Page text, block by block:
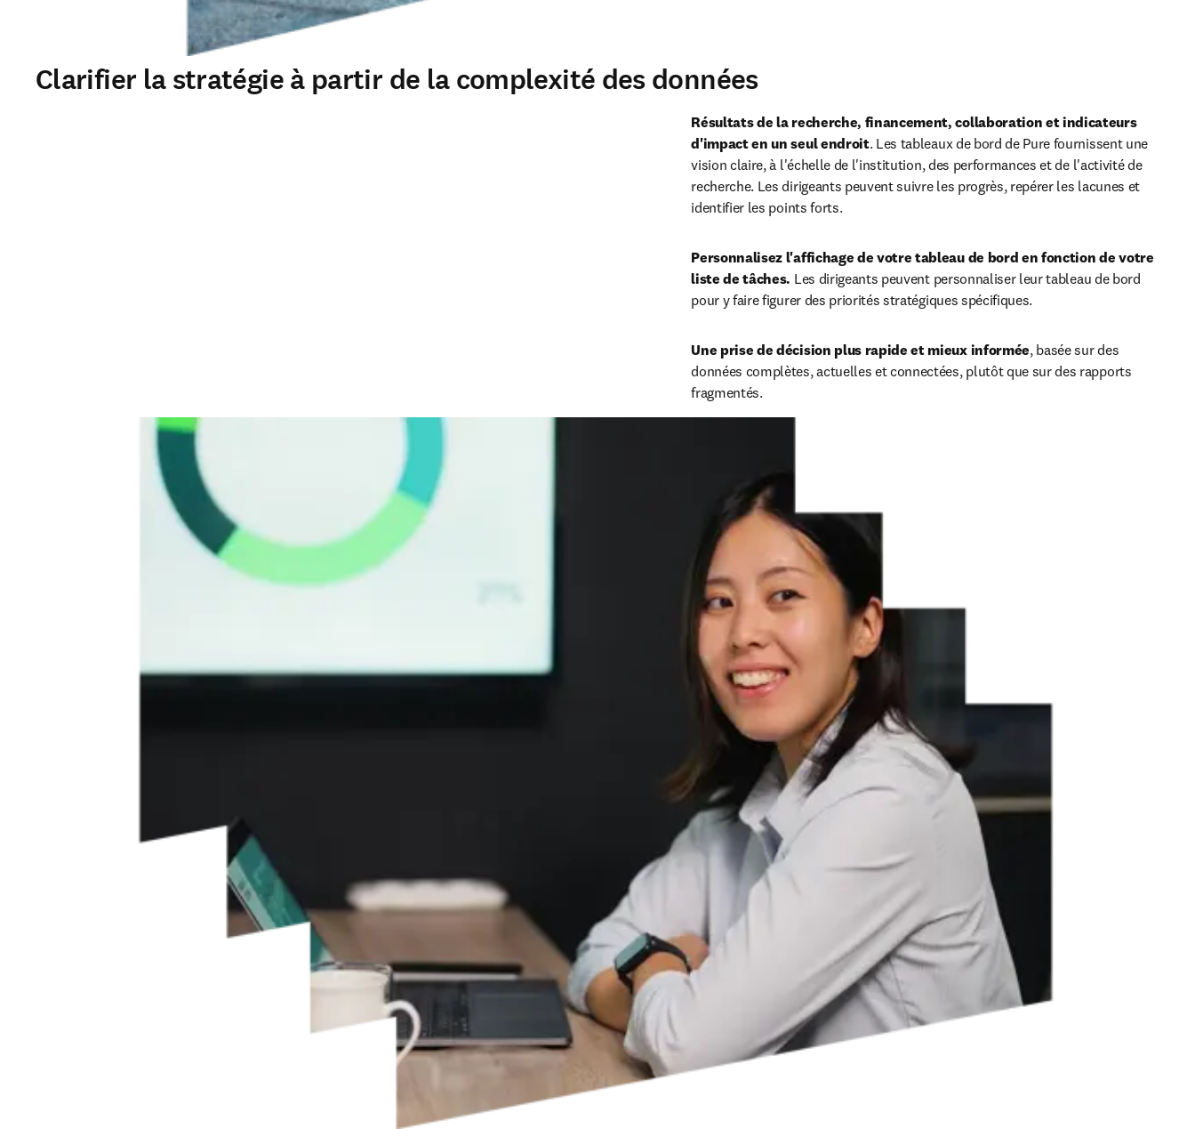
Clarifier la stratégie à partir de la complexité des données
Résultats de la recherche, financement, collaboration et indicateurs
d'impact en un seul endroit. Les tableaux de bord de Pure fournissent une
vision claire, à l'échelle de l'institution, des performances et de l'activité de
recherche. Les dirigeants peuvent suivre les progrès, repérer les lacunes et
identifier les points forts.
Personnalisez l'affichage de votre tableau de bord en fonction de votre
liste de tâches. Les dirigeants peuvent personnaliser leur tableau de bord
pour y faire figurer des priorités stratégiques spécifiques.
Une prise de décision plus rapide et mieux informée, basée sur des
données complètes, actuelles et connectées, plutôt que sur des rapports
fragmentés.